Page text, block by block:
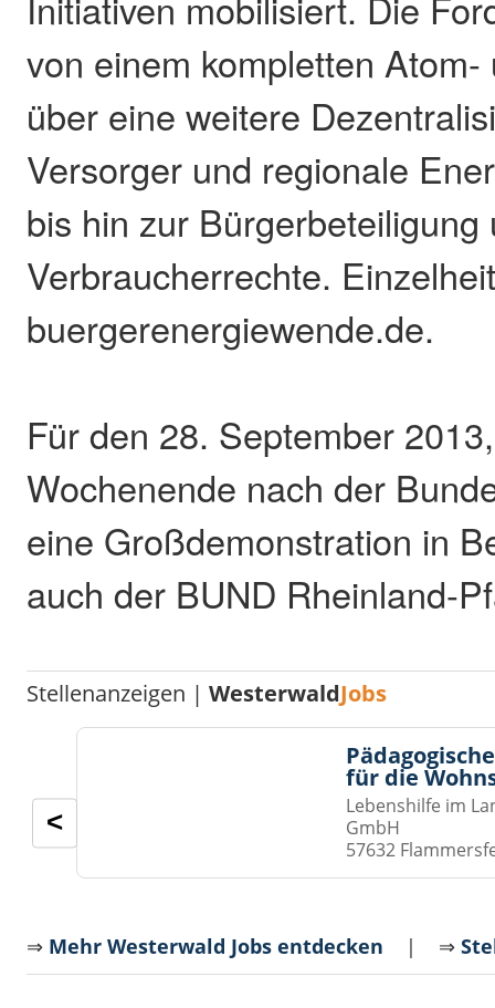
von einem kompletten
über eine weitere
Versorger und regionale
bis hin zur
Verbraucherrechte.
buergerenergiewende.de.
Für den 28. September
Wochenende nach der
eine Großdemonstration in
auch der BUND Rheinland-
Stellenanzeigen |WesterwaldJobs
für die
Lebenshilfe im
GmbH
57632
<
⇒ Mehr Westerwald Jobs entdecken | ⇒